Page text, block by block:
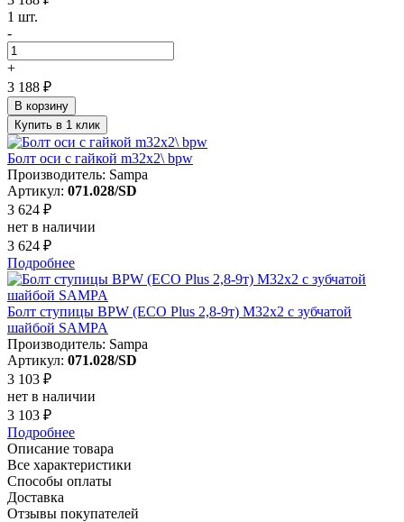
1 шт.
-
+
3 188 ₽
В корзину
Купить в 1 клик
Болт оси c гайкой m32x2\ bpw
Производитель: Sampa
Артикул: 071.028/SD
3 624 ₽
нет в наличии
3 624 ₽
Подробнее
Болт ступицы BPW (ECO Plus 2,8-9т) М32х2 с зубчатой
шайбой SAMPA
Производитель: Sampa
Артикул: 071.028/SD
3 103 ₽
нет в наличии
3 103 ₽
Подробнее
Описание товара
Все характеристики
Способы оплаты
Доставка
Отзывы покупателей